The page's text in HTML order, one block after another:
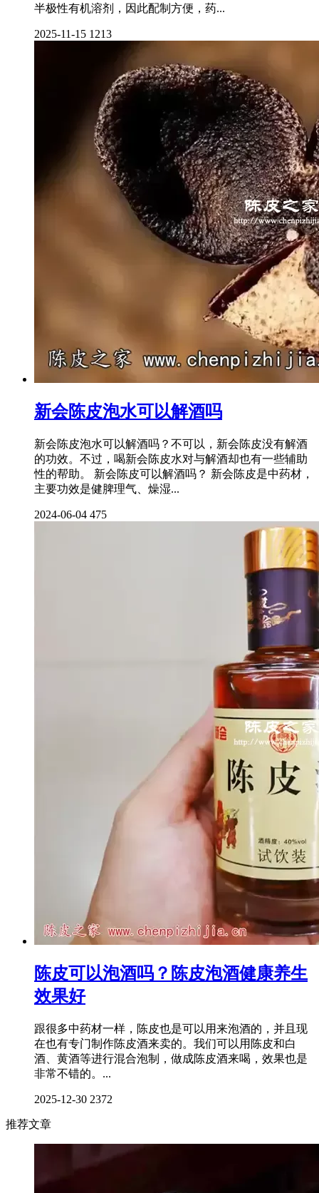
半极性有机溶剂，因此配制方便，药...
2025-11-15 1213
新会陈皮泡水可以解酒吗
新会陈皮泡水可以解酒吗？不可以，新会陈皮没有解酒
的功效。不过，喝新会陈皮水对与解酒却也有一些辅助
性的帮助。 新会陈皮可以解酒吗？ 新会陈皮是中药材，
主要功效是健脾理气、燥湿...
2024-06-04 475
陈皮可以泡酒吗？陈皮泡酒健康养生
效果好
跟很多中药材一样，陈皮也是可以用来泡酒的，并且现
在也有专门制作陈皮酒来卖的。我们可以用陈皮和白
酒、黄酒等进行混合泡制，做成陈皮酒来喝，效果也是
非常不错的。...
2025-12-30 2372
推荐文章